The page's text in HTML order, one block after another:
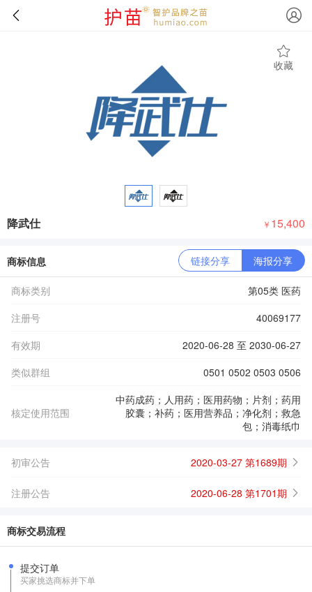
收藏
降武仕 ￥ 15,400
商标信息 链接分享 海报分享
商标类别
第05类 医药
注册号
40069177
有效期
2020-06-28 至 2030-06-27
类似群组
0501 0502 0503 0506
核定使用范围
中药成药；人用药；医用药物；片剂；药用
胶囊；补药；医用营养品；净化剂；救急
包；消毒纸巾
初审公告 2020-03-27 第1689期
注册公告 2020-06-28 第1701期
商标交易流程
提交订单
买家挑选商标并下单